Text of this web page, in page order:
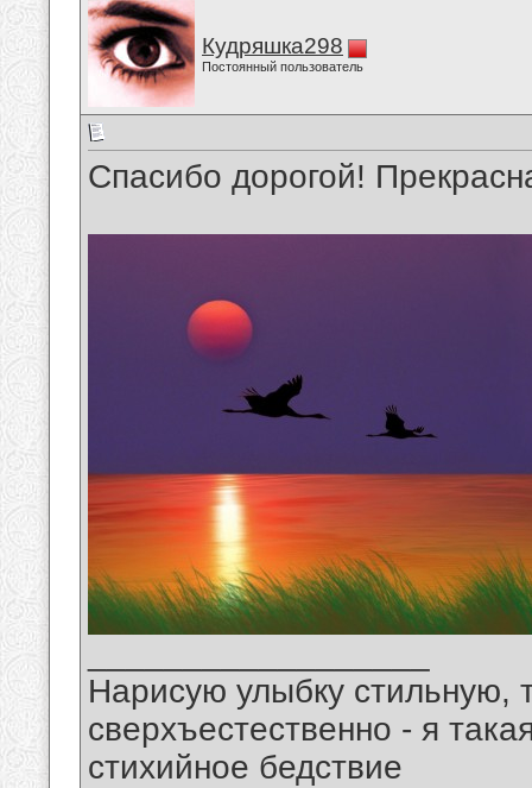
Кудряшка298
Постоянный пользователь
Спасибо дорогой!
Нарисую улыбку стильную,
сверхъестественно - я
стихийное бедствие